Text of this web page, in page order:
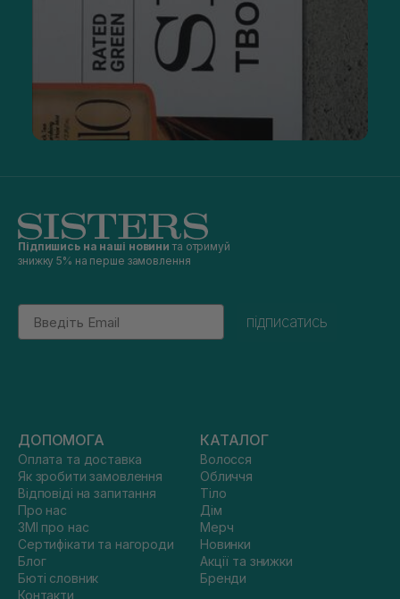
Підпишись на наші новини та отримуй
знижку 5% на перше замовлення
Email
підписатись
ДОПОМОГА
Оплата та доставка
Як зробити замовлення
Відповіді на запитання
Про нас
ЗМІ про нас
Сертифікати та нагороди
Блог
Бюті словник
Контакти
КАТАЛОГ
Волосся
Обличчя
Тіло
Дім
Мерч
Новинки
Акції та знижки
Бренди